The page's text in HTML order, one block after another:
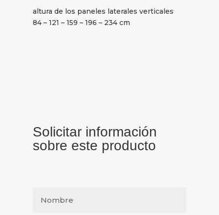
altura de los paneles laterales verticales
84 – 121 – 159 – 196 – 234 cm
Solicitar información
sobre este producto